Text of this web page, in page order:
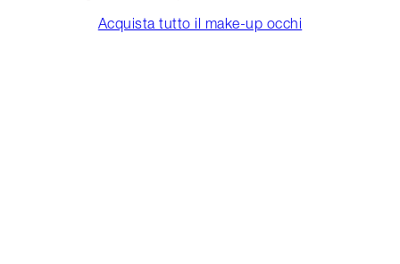
Acquista tutto il make-up occhi